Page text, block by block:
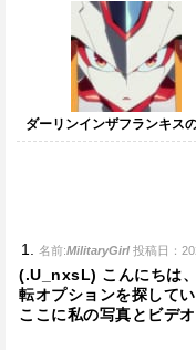
ダーリンインザフランキス
名前:MilitaryGirl 投稿日：
(.U_nxsL) こんにちは
転オプションを探して
ここに私の写真とビデ